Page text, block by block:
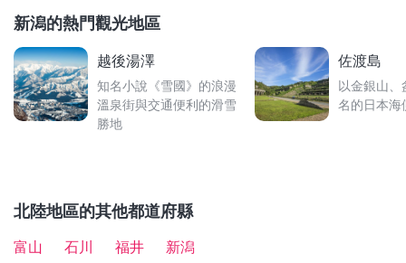
即可直通滑雪場）
【了解更多】
・新潟縣交通便利的滑雪場Top3
・在WAmazing Snow尋找更多新潟滑雪場
輸出至海外，為聞名世界的NOBU餐廳提供專用酒款而
備受歡迎。
若要購買「大地藝術祭Passport」或導覽門票皆需透過
官網訂購，也有部分行程是需要事先申請的，建議事前
確認相關資訊。
【了解更多】
推薦的交通票券則有可以使用5天的
「JR東日本鐵路周
遊券（長野、新潟地區）」
，可以從東京搭乘上越新幹
線，除了上越妙高、越後湯澤等新潟地區以外，在長野
地區也能玩得經濟實惠。
新潟的熱門觀光地區
越後湯澤
知名小說《雪國》的浪漫
溫泉街與交通便利的滑雪
勝地
佐渡島
以金銀山
名的日本海
北陸地區的其他都道府縣
富山 石川 福井 新潟